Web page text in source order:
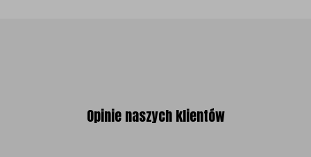
Opinie naszych klientów